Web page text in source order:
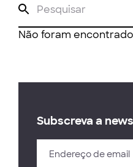
Não foram
Subscreva a